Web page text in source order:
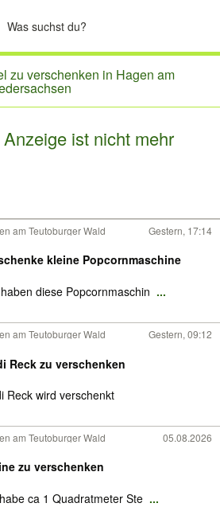
zu verschenken in Hagen am
ist nicht mehr
am Teutoburger Wald Gestern, 17:14
kleine Popcornmaschine
diese Popcornmaschin ...
am Teutoburger Wald Gestern, 09:12
Rudi Reck zu verschenken
Reck wird verschenkt
am Teutoburger Wald 05.08.2026
zu verschenken
ca 1 Quadratmeter Ste ...